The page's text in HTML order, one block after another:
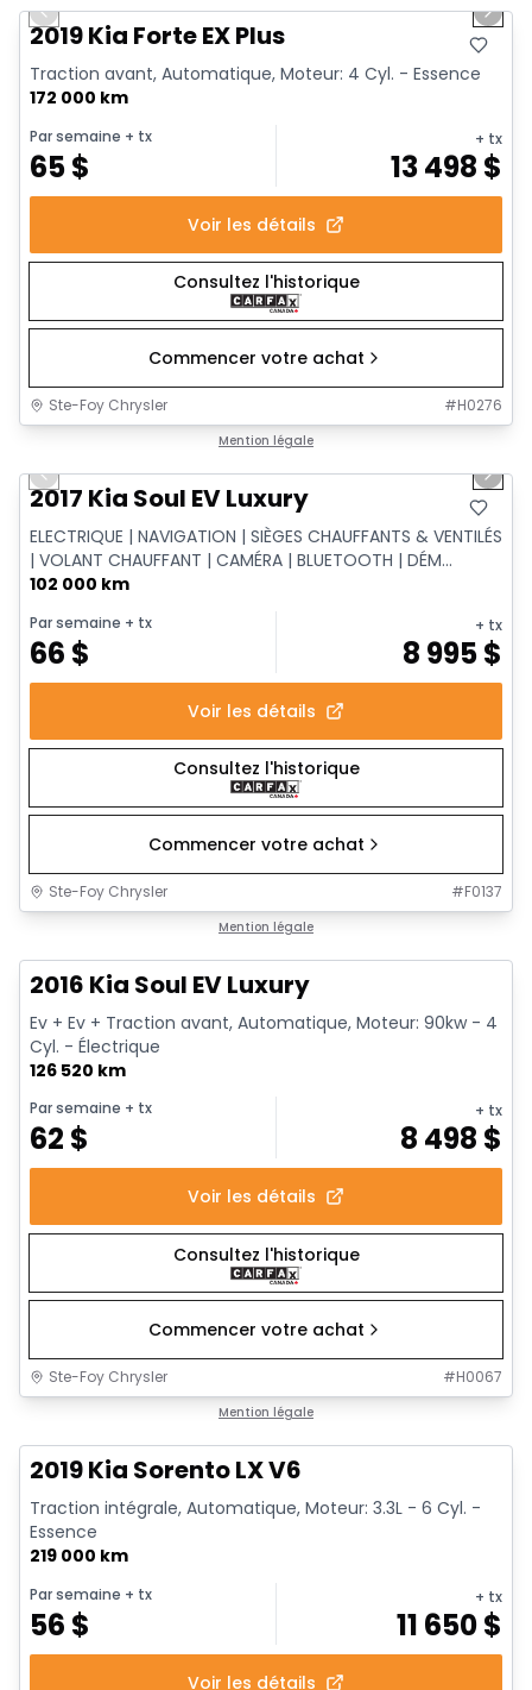
Previous slide Next
2019 Kia Forte EX Plus
Traction avant, Automatique, Moteur: 4 Cyl. - Essence
172 000 km
Par semaine + tx
65$
+ tx
13 498 $
Voir les détails
Consultez l'historique
Commencer votre achat
Ste-Foy Chrysler #H0276
Mention légale
Previous slide Next
2017 Kia Soul EV Luxury
ELECTRIQUE | NAVIGATION | SIÈGES CHAUFFANTS & VENTILÉS
| VOLANT CHAUFFANT | CAMÉRA | BLUETOOTH | DÉM...
102 000 km
Par semaine + tx
66 $
+ tx
8 995$
Voir les détails
Consultez l'historique
Commencer votre achat
Ste-Foy Chrysler #F0137
Mention légale
2016 Kia Soul EV Luxury
Ev + Ev + Traction avant, Automatique, Moteur: 90kw - 4
Cyl. - Électrique
126 520 km
Par semaine + tx
62 $
+ tx
8 498 $
Voir les détails
Consultez l'historique
Commencer votre achat
Ste-Foy Chrysler #H0067
Mention légale
2019 Kia Sorento LX V6
Traction intégrale, Automatique, Moteur: 3.3L - 6 Cyl. -
Essence
219 000 km
Par semaine + tx
56 $
+ tx
11 650$
Voir les détails